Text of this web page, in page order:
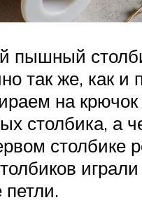
пышный
так же, как и
на
столбика, а
столбике